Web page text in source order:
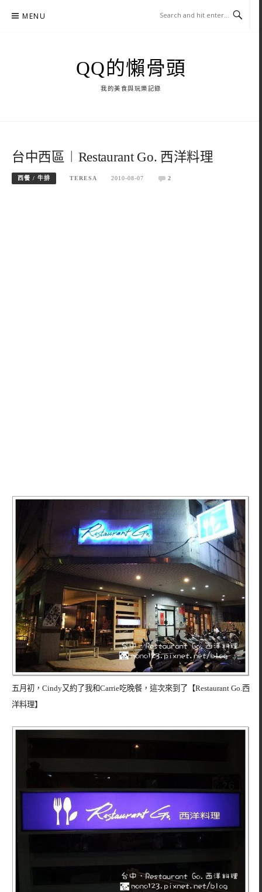
MENU
QQ的懶骨頭
我的美食與玩樂記錄
台中西區︱Restaurant Go. 西洋料理
西餐 / 牛排 TERESA 2010-08-07 2
五月初，Cindy又約了我和Carrie吃晚餐，這次來到了【Restaurant Go.西
洋料理】